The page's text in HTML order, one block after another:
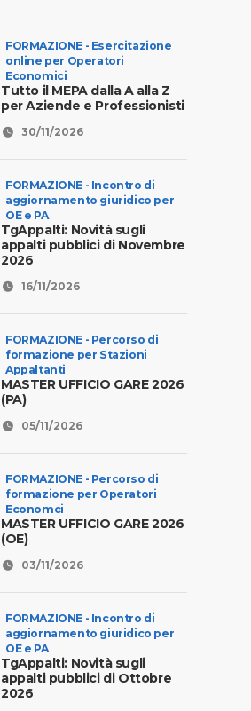
FORMAZIONE - Esercitazione
online per Operatori
Economici
Tutto il MEPA dalla A alla Z
per Aziende e Professionisti
30/11/2026
FORMAZIONE - Incontro di
aggiornamento giuridico per
OE e PA
TgAppalti: Novità sugli
appalti pubblici di Novembre
2026
16/11/2026
FORMAZIONE - Percorso di
formazione per Stazioni
Appaltanti
MASTER UFFICIO GARE 2026
(PA)
05/11/2026
FORMAZIONE - Percorso di
formazione per Operatori
Economci
MASTER UFFICIO GARE 2026
(OE)
03/11/2026
FORMAZIONE - Incontro di
aggiornamento giuridico per
OE e PA
TgAppalti: Novità sugli
appalti pubblici di Ottobre
2026